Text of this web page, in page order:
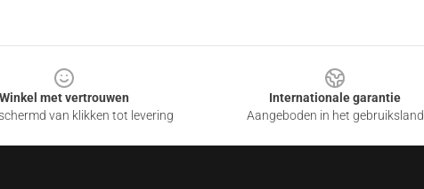
Winkel met vertrouwen
van klikken tot levering
Internationale garantie
Aangeboden in het gebruiksland